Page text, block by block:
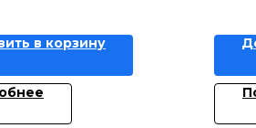
в корзину